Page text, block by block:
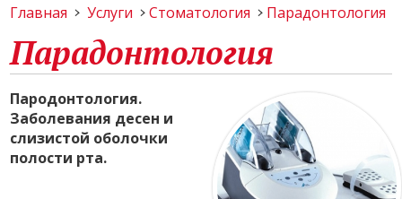
Главная Услуги Стоматология Парадонтология
Парадонтология
Пародонтология.
Заболевания десен и
слизистой оболочки
полости рта.